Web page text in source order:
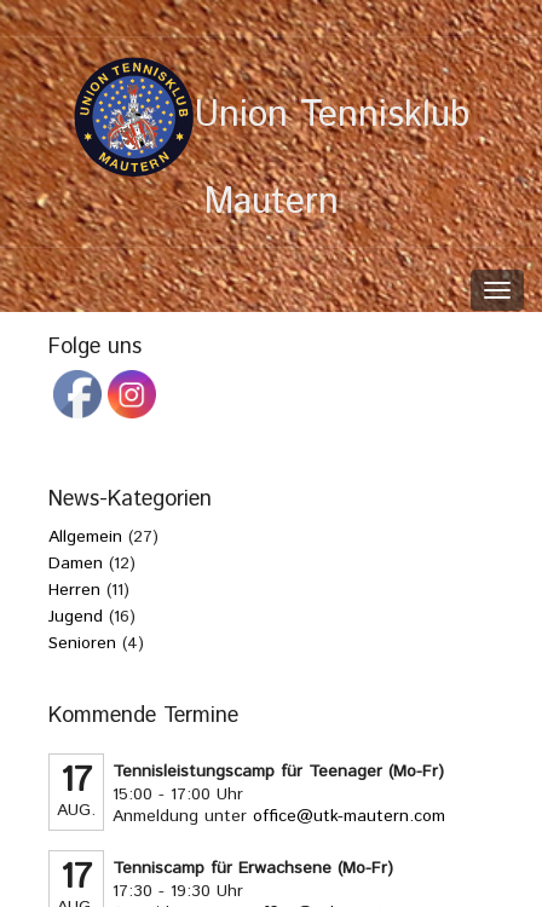
Union Tennisklub
Mautern
Folge uns
News-Kategorien
Allgemein (27)
Damen (12)
Herren (11)
Jugend (16)
Senioren (4)
Kommende Termine
17
AUG.
Tennisleistungscamp für Teenager (Mo-Fr)
15:00 - 17:00 Uhr
Anmeldung unteroffice@utk-mautern.com
17
Tenniscamp für Erwachsene (Mo-Fr)
17:30 - 19:30 Uhr